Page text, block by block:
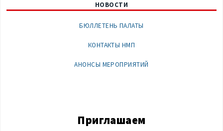
НОВОСТИ
БЮЛЛЕТЕНЬ ПАЛАТЫ
КОНТАКТЫ НМП
АНОНСЫ МЕРОПРИЯТИЙ
Приглашаем